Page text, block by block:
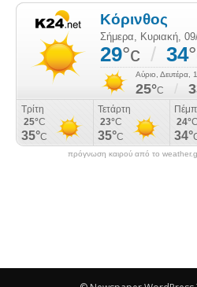
πρόγνωση καιρού από το